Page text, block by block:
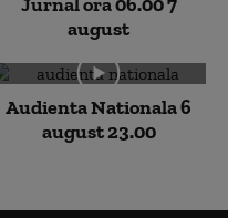
august
Audienta Nationala 6
august 23.00